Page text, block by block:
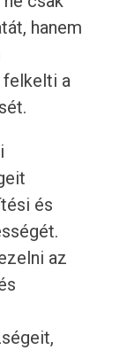
hanem
felkelti a
és
az